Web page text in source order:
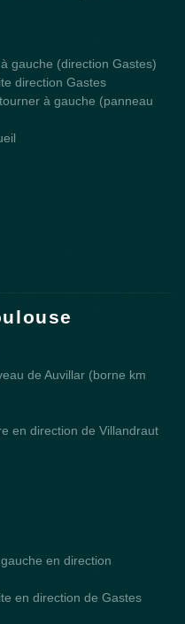
gauche (direction Gastes)
direction Gastes
à gauche (panneau
de Auvillar (borne km
en direction de Villandraut
en direction
en direction de Gastes